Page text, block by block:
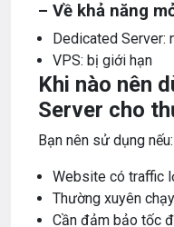
– Về khả năng
Dedicated Server:
VPS: bị giới hạn
Khi nào nên
Server cho
Bạn nên sử dụng nếu:
Website có traffic
Thường xuyên
Cần đảm bảo tốc